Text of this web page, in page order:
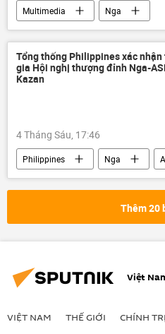
Multimedia
Nga
Bộ Ngoại giao Nga
Ukraina
Cuộc khủng hoảng ở Ukraina
Video
Thế giới
Tổng thống Philippines xác nhận
gia Hội nghị thượng đỉnh Nga-
Kazan
4 Tháng Sáu, 17:46
Philippines Nga
Ferdinand Romualdez Marcos Jr.
Kazan
Hội nghị thượng
Hội nghị thượng đỉnh Nga-ASEAN
Thêm 20
Việt
VIỆT NAM THẾ GIỚI CHÍNH TRỊ